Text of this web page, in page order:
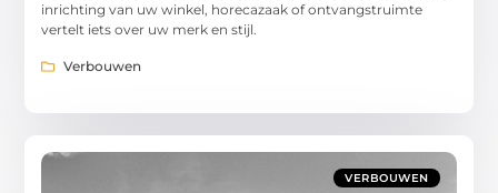
inrichting van uw winkel, horecazaak of ontvangstruimte
vertelt iets over uw merk en stijl.
Verbouwen
VERBOUWEN